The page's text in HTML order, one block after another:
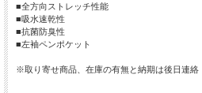
■全方向ストレッチ性能
■吸水速乾性
■抗菌防臭性
■左袖ペンポケット
※取り寄せ商品、在庫の有無と納期は後日連絡